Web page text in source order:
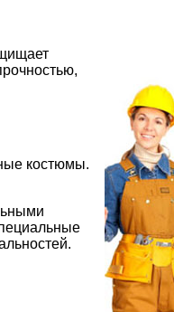
костюмы.